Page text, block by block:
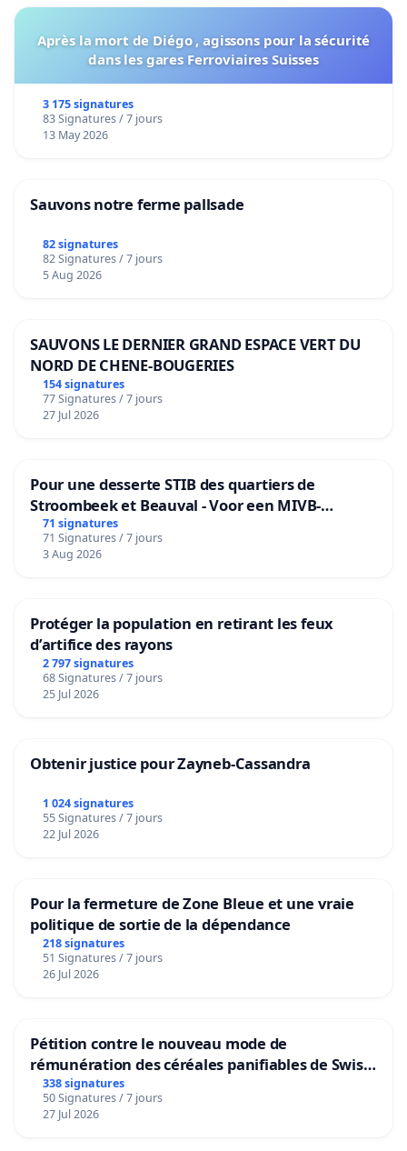
Après la mort de Diégo , agissons pour la sécurité
dans les gares Ferroviaires Suisses
3 175 signatures
83 Signatures / 7 jours
13 May 2026
Sauvons notre ferme pallsade
82 signatures
82 Signatures / 7 jours
5 Aug 2026
SAUVONS LE DERNIER GRAND ESPACE VERT DU
NORD DE CHENE-BOUGERIES
154 signatures
77 Signatures / 7 jours
27 Jul 2026
Pour une desserte STIB des quartiers de
Stroombeek et Beauval - Voor een MIVB-
bediening van de wijken Strombeek en Het
Voor
71 signatures
71 Signatures / 7 jours
3 Aug 2026
Protéger la population en retirant les feux
d’artifice des rayons
2 797 signatures
68 Signatures / 7 jours
25 Jul 2026
Obtenir justice pour Zayneb-Cassandra
1 024 signatures
55 Signatures / 7 jours
22 Jul 2026
Pour la fermeture de Zone Bleue et une vraie
politique de sortie de la dépendance
218 signatures
51 Signatures / 7 jours
26 Jul 2026
Pétition contre le nouveau mode de
rémunération des céréales panifiables de Swiss
granum basé sur la teneur en protéines
338 signatures
50 Signatures / 7 jours
27 Jul 2026